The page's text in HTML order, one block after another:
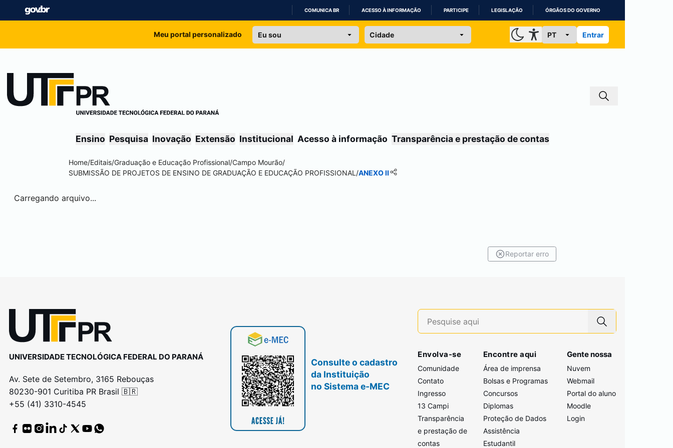
IR
COMUNICA BR ACESSO À INFORMAÇÃO PARTICIPE LEGISLAÇÃO ÓRGÃOS DO GOVERNO
Meu portal personalizado Entrar
Ensino Pesquisa Inovação Extensão Institucional Acesso à informação Transparência e prestação de contas
Home/Editais/Graduação e Educação Profissional/Campo Mourão/
SUBMISSÃO DE PROJETOS DE ENSINO DE GRADUAÇÃO E EDUCAÇÃO PROFISSIONAL /ANEXO II
Carregando arquivo...
Reportar erro
UNIVERSIDADE TECNOLÓGICA FEDERAL DO PARANÁ
Av. Sete de Setembro, 3165 Rebouças
80230-901 Curitiba PR Brasil 🇧🇷
+55 (41) 3310-4545
Consulte o cadastro
da Instituição
no Sistema e-MEC
Envolva-se
Comunidade
Contato
Ingresso
13 Campi
Transparência
e prestação de
contas
Encontre aqui
Área de imprensa
Bolsas e Programas
Concursos
Diplomas
Proteção de Dados
Assistência
Estudantil
Gente nossa
Nuvem
Webmail
Portal do aluno
Moodle
Login